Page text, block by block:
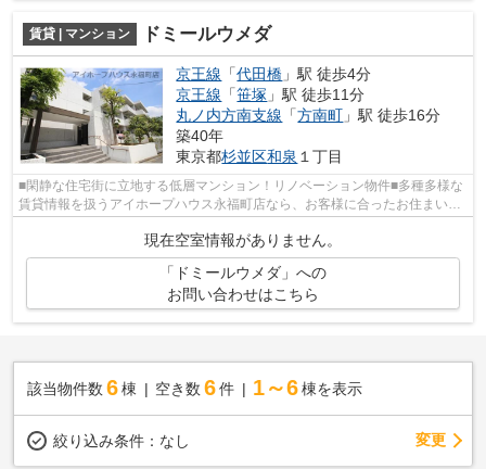
賃貸 | マンション ドミールウメダ
京王線 「代田橋 」駅 徒歩4分
京王線 「笹塚 」駅 徒歩11分
丸ノ内方南支線 「方南町 」駅 徒歩16分
築40年
東京都杉並区和泉 １丁目
■閑静な住宅街に立地する低層マンション！リノベーション物件■多種多様な
賃貸情報を扱うアイホープハウス永福町店なら、お客様に合ったお住まいが
現在空室情報がありません。
「ドミールウメダ」への
お問い合わせはこちら
該当物件数 6棟 空き数 6 件 1～6 棟を表示
絞り込み条件： なし 変更